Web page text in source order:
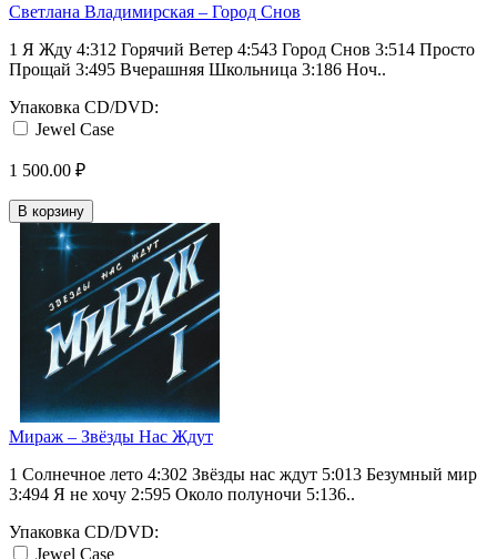
Светлана Владимирская ‎– Город Снов
1 Я Жду 4:312 Горячий Ветер 4:543 Город Снов 3:514 Просто
Прощай 3:495 Вчерашняя Школьница 3:186 Ноч..
Упаковка CD/DVD:
Jewel Case
1 500.00 ₽
В корзину
Мираж ‎– Звёзды Нас Ждут
1 Солнечное лето 4:302 Звёзды нас ждут 5:013 Безумный мир
3:494 Я не хочу 2:595 Около полуночи 5:136..
Упаковка CD/DVD:
Jewel Case